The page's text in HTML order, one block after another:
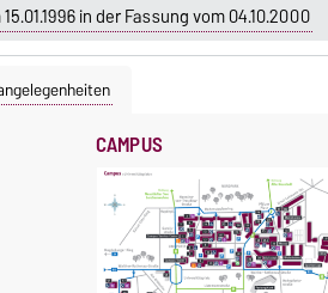
in der Fassung vom 04.10.2000
CAMPUS